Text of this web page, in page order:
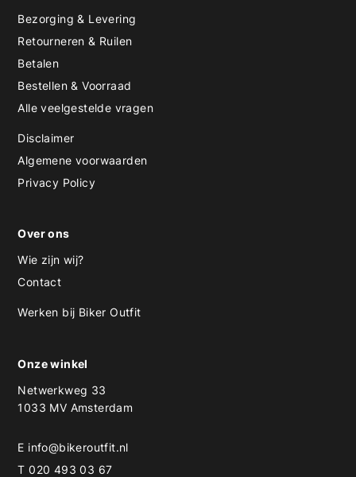
Bezorging & Levering
Retourneren & Ruilen
Betalen
Bestellen & Voorraad
Alle veelgestelde vragen
Disclaimer
Algemene voorwaarden
Privacy Policy
Over ons
Wie zijn wij?
Contact
Werken bij Biker Outfit
Onze winkel
Netwerkweg 33
1033 MV Amsterdam
E info@bikeroutfit.nl
T 020 493 03 67